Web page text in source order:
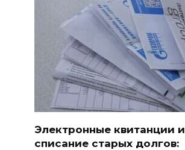
Электронные квитанции и
списание старых долгов: